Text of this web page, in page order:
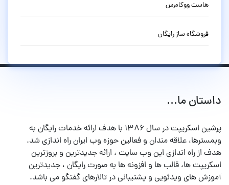
هاست ووکامرس
فروشگاه ساز رایگان
داستان ما...
پرشین اسکریپت در سال ۱۳۸۶ با هدف ارائه خدمات رایگان به
وبمسترها، علاقه مندان و فعالین حوزه وب ایران راه اندازی شد.
هدف از راه اندازی این وب سایت ، ارائه جدیدترین و بروزترین
اسکریپت ها، قالب ها و افزونه ها به صورت رایگان ، جدیدترین
آموزش های ویدئویی و پشتیبانی در تالارهای گفتگو می باشد.